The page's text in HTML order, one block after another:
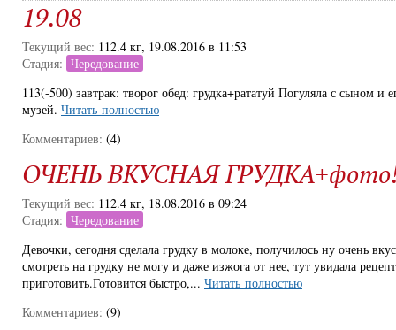
19.08
Текущий вес: 112.4 кг, 19.08.2016 в 11:53
Стадия: Чередование
113(-500) завтрак: творог обед: грудка+рататуй Погуляла с сыном и
музей. Читать полностью
Комментариев: (4)
ОЧЕНЬ ВКУСНАЯ
Текущий вес: 112.4 кг, 18.08.2016 в 09:24
Стадия: Чередование
Девочки, сегодня сделала грудку в молоке, получилось ну очень
смотреть на грудку не могу и даже изжога от нее, тут увидала
приготовить.Готовится быстро,... Читать полностью
Комментариев: (9)